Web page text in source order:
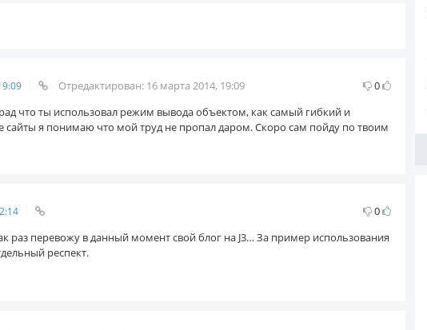
Отредактирован: 16 марта 2014, 19:09
0
что ты использовал режим вывода объектом, как самый гибкий и
сайты я понимаю что мой труд не пропал даром. Скоро сам пойду по твоим
0
раз перевожу в данный момент свой блог на J3… За пример использования
респект.